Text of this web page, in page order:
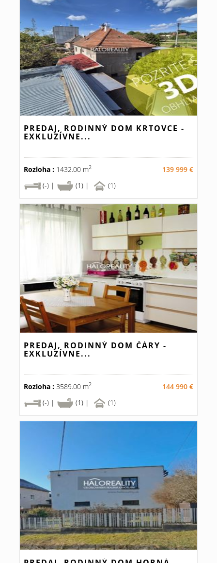
PREDAJ, RODINNÝ DOM KRTOVCE -
EXKLUZÍVNE...
Rozloha : 1432.00 m2
139 999 €
(-) |
(1) | (1)
PREDAJ, RODINNÝ DOM ČÁRY -
EXKLUZÍVNE...
Rozloha : 3589.00 m2
144 990 €
(-) |
(1) | (1)